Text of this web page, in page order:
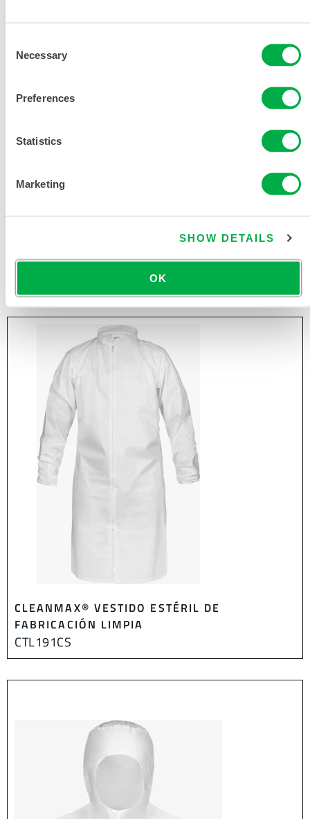
Selection
Necessary
Preferences
Statistics
Marketing
SHOW DETAILS
OK
CLEANMAX® VESTIDO LIMPIO DE
CONFECCIÓN NO ESTÉRIL
CLEANMAX® VESTIDO ESTÉRIL DE
FABRICACIÓN LIMPIA
CTL191CS